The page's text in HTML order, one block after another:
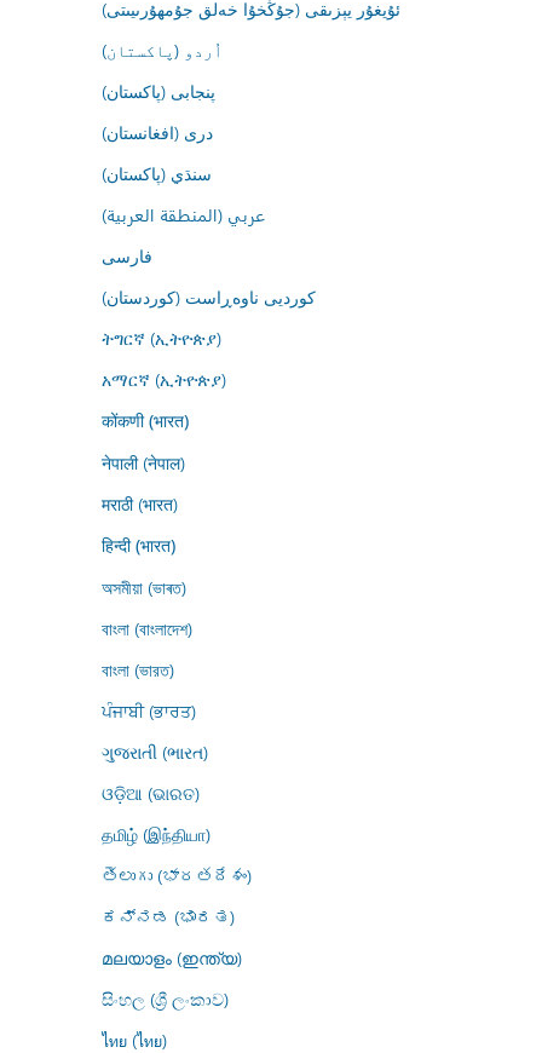
ئۇيغۇر يېزىقى (جۇڭخۇا خەلق جۇمھۇرىيىتى)
اُردو (پاکستان)
پنجابی (پاکستان)
درى (افغانستان)
سنڌي (پاکستان)
عربي (المنطقة العربية)
فارسى
کوردیی ناوەڕاست (کوردستان)
ትግርኛ (ኢትዮጵያ)
አማርኛ (ኢትዮጵያ)
कोंकणी (भारत)
नेपाली (नेपाल)
मराठी (भारत)
हिन्दी (भारत)
অসমীয়া (ভাৰত)
বাংলা (বাংলাদেশ)
বাংলা (ভারত)
ਪੰਜਾਬੀ (ਭਾਰਤ)
ગુજરાતી (ભારત)
ଓଡ଼ିଆ (ଭାରତ)
தமிழ் (இந்தியா)
తెలుగు (భారతదేశం)
ಕನ್ನಡ (ಭಾರತ)
മലയാളം (ഇന്ത്യ)
සිංහල (ශ්‍රී ලංකාව)
ไทย (ไทย)